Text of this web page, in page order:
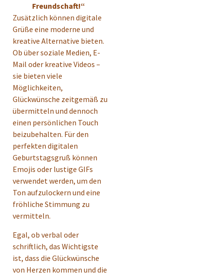
Freundschaft!“
Zusätzlich können digitale
Grüße eine moderne und
kreative Alternative bieten.
Ob über soziale Medien, E-
Mail oder kreative Videos –
sie bieten viele
Möglichkeiten,
Glückwünsche zeitgemäß zu
übermitteln und dennoch
einen persönlichen Touch
beizubehalten. Für den
perfekten digitalen
Geburtstagsgruß können
Emojis oder lustige GIFs
verwendet werden, um den
Ton aufzulockern und eine
fröhliche Stimmung zu
vermitteln.
Egal, ob verbal oder
schriftlich, das Wichtigste
ist, dass die Glückwünsche
von Herzen kommen und die